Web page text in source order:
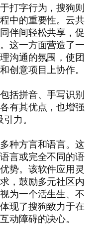
打字行为，搜狗则
中的重要性。云共
伴间轻松共享，促
这一方面营造了一
沟通的氛围，使团
创意项目上协作。
括拼音、手写识别
有其优点，也增强
力。
种方言和语言。这
言或完全不同的语
势。该软件应用灵
，鼓励多元社区内
为一个活生生、不
现了搜狗致力于在
动障碍的决心。